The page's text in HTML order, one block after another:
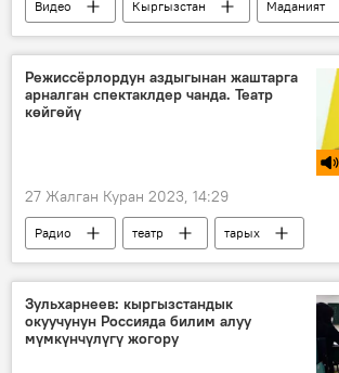
Видео Кыргызстан
Маданият
музыкант
сынак жеңиш
Режиссёрлордун аздыгынан жаштарга
арналган спектаклдер чанда. Театр
көйгөйү
27 Жалган Куран 2023, 14:29
Радио театр
тарых
Бакен Кыдыкеева
Өмүрзак Токтомуратов
Зульхарнеев: кыргызстандык
окуучунун Россияда билим алуу
мүмкүнчүлүгү жогору